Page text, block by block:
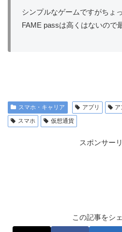
シンプルなゲームですがちょ
FAME passは高くはないので
スマホ・キャリア アプリ ア
スマホ
仮想通貨
スポンサー
この記事をシ